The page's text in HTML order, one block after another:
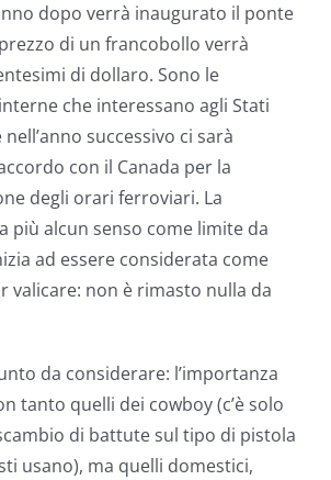
dopo verrà inaugurato il ponte
di un francobollo verrà
di dollaro. Sono le
che interessano agli Stati
successivo ci sarà
con il Canada per la
degli orari ferroviari. La
più alcun senso come limite da
ad essere considerata come
valicare: non è rimasto nulla da
da considerare: l’importanza
tanto quelli dei cowboy (c’è solo
di battute sul tipo di pistola
usano), ma quelli domestici,